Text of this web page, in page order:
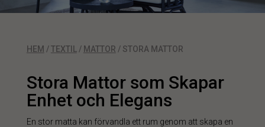
HEM /TEXTIL / MATTOR / STORA MATTOR
Stora Mattor som Skapar
Enhet och Elegans
En stor matta kan förvandla ett rum genom att skapa en